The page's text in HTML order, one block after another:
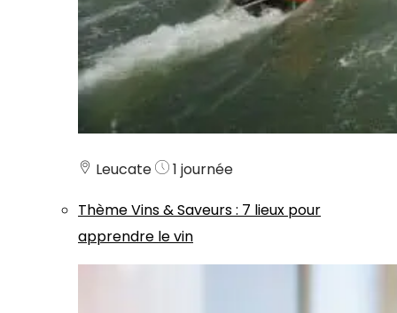
Leucate
1 journée
ThèmeVins & Saveurs: 7 lieux pour
apprendre le vin